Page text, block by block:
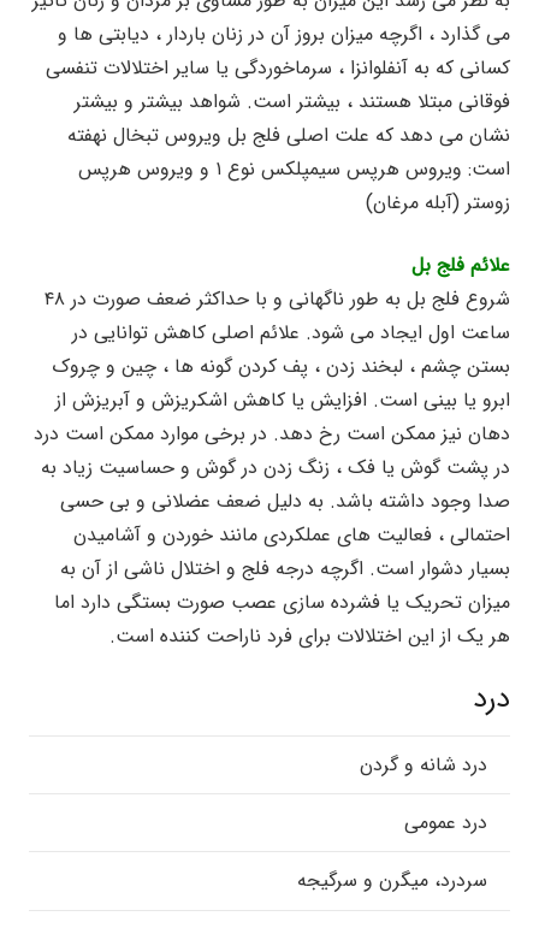
می گذارد ، اگرچه میزان بروز آن در زنان باردار ، دیابتی ها و
کسانی که به آنفلوانزا ، سرماخوردگی یا سایر اختلالات تنفسی
فوقانی مبتلا هستند ، بیشتر است. شواهد بیشتر و بیشتر
نشان می دهد که علت اصلی فلج بل ویروس تبخال نهفته
است: ویروس هرپس سیمپلکس نوع ۱ و ویروس هرپس
زوستر (آبله مرغان)
علائم فلج بل
شروع فلج بل به طور ناگهانی و با حداکثر ضعف صورت در ۴۸
ساعت اول ایجاد می شود. علائم اصلی کاهش توانایی در
بستن چشم ، لبخند زدن ، پف کردن گونه ها ، چین و چروک
ابرو یا بینی است. افزایش یا کاهش اشکریزش و آبریزش از
دهان نیز ممکن است رخ دهد. در برخی موارد ممکن است درد
در پشت گوش یا فک ، زنگ زدن در گوش و حساسیت زیاد به
صدا وجود داشته باشد. به دلیل ضعف عضلانی و بی حسی
احتمالی ، فعالیت های عملکردی مانند خوردن و آشامیدن
بسیار دشوار است. اگرچه درجه فلج و اختلال ناشی از آن به
میزان تحریک یا فشرده سازی عصب صورت بستگی دارد اما
هر یک از این اختلالات برای فرد ناراحت کننده است.
درد
درد شانه و گردن
درد عمومی
سردرد، میگرن و سرگیجه